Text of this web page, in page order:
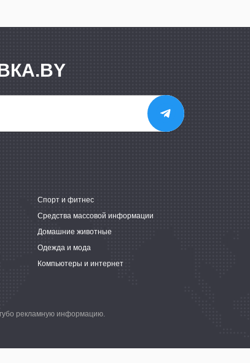
Спорт и фитнес
Средства массовой информации
Домашние животные
Одежда и мода
Компьютеры и интернет
рекламную информацию.